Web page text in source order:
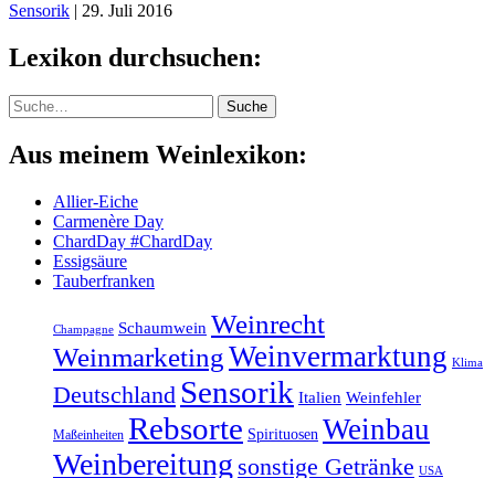
Sensorik | 29. Juli 2016
Lexikon durchsuchen:
Suche Suche
Aus meinem Weinlexikon:
Allier-Eiche
Carmenère Day
ChardDay #ChardDay
Essigsäure
Tauberfranken
Champagne Schaumwein Weinrecht
WeinmarketingWeinvermarktung Klima
Deutschland Sensorik Italien Weinfehler
Maßeinheiten Rebsorte Spirituosen Weinbau
Weinbereitung sonstige Getränke USA